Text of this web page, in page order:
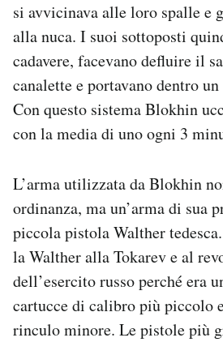
si avvicinava alle loro spalle e
alla nuca. I suoi sottoposti
cadavere, facevano defluire il
canalette e portavano dentro
Con questo sistema Blokhin
con la media di uno ogni 3
L’arma utilizzata da Blokhin
ordinanza, ma un’arma di sua
piccola pistola Walther
la Walther alla Tokarev e al
dell’esercito russo perché era
cartucce di calibro più piccolo
rinculo minore. Le pistole più